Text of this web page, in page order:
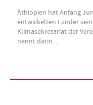
Äthiopien hat Anfang
entwickelten Länder
Klimasekretariat der
nennt darin ...